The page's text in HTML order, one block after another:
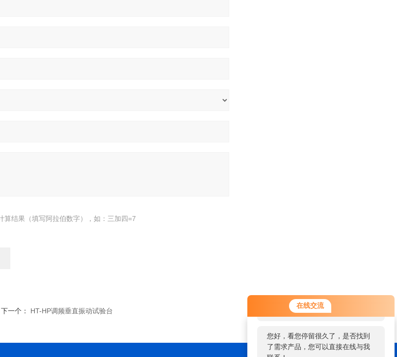
在线交流
您好！欢迎前来咨询，很高兴为您
服务，请问您要咨询什么问题呢？
您好，看您停留很久了，是否找到
了需求产品，您可以直接在线与我
算结果（填写阿拉伯数字），如：三加四=7
下一个： HT-HP调频垂直振动试验台